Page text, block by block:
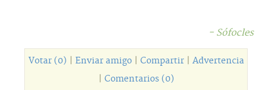
- Sófocles
Votar (0) Enviar amigo| Compartir| Advertencia
Comentarios (0)